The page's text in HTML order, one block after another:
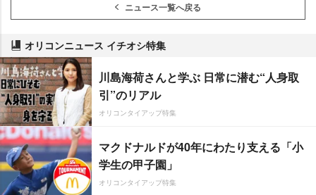
ニュース一覧へ戻る
オリコンニュース イチオシ特集
川島海荷さんと学ぶ 日常に潜む“人身取
引”のリアル
オリコンタイアップ特集
マクドナルドが40年にわたり支える「小
学生の甲子園」
オリコンタイアップ特集